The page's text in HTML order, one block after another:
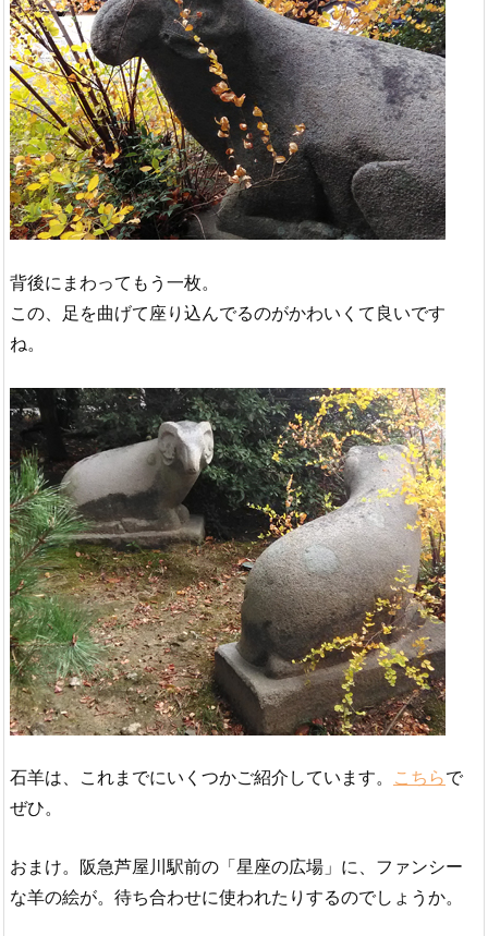
背後にまわってもう一枚。
この、足を曲げて座り込んでるのがかわいくて良いです
ね。
石羊は、これまでにいくつかご紹介しています。 こちらで
ぜひ。
おまけ。阪急芦屋川駅前の「星座の広場」に、ファンシー
な羊の絵が。待ち合わせに使われたりするのでしょうか。